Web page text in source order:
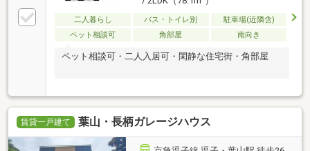
二人暮らし バス・トイレ別
駐車場(近隣含)
ペット相談可
角部屋 南向き
ペット相談可・二人入居可・閑静な住宅街・角部屋
賃貸一戸建て 葉山・長柄ガレージハウス